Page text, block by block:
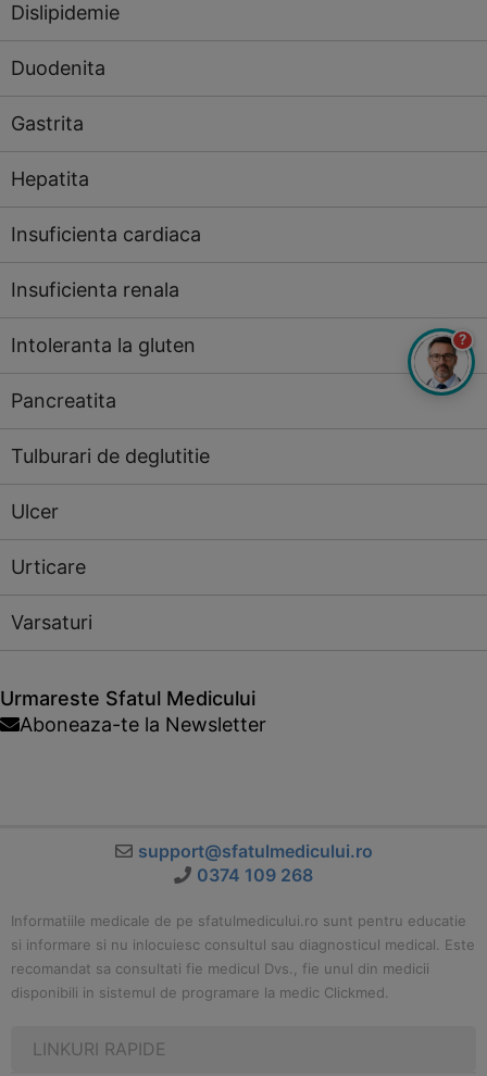
Dislipidemie
Duodenita
Gastrita
Hepatita
Insuficienta cardiaca
Insuficienta renala
Intoleranta la gluten
Pancreatita
Tulburari de deglutitie
Ulcer
Urticare
Varsaturi
Urmareste Sfatul Medicului
Aboneaza-te la Newsletter
support@sfatulmedicului.ro
0374 109 268
Informatiile medicale de pe sfatulmedicului.ro sunt pentru educatie
si informare si nu inlocuiesc consultul sau diagnosticul medical. Este
recomandat sa consultati fie medicul Dvs., fie unul din medicii
disponibili in sistemul de programare la medic Clickmed.
LINKURI RAPIDE
?